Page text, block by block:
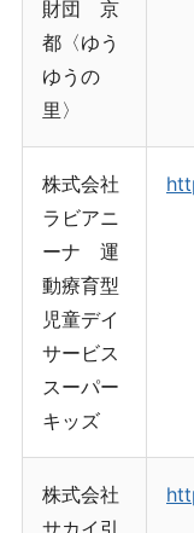
財団 京
都〈ゆう
ゆうの
里〉
株式会社
ラビアニ
ーナ 運
動療育型
児童デイ
サービス
スーパー
キッズ
株式会社
サカイ引